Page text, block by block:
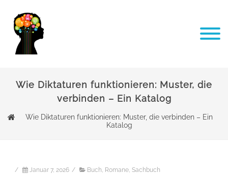
Wie Diktaturen funktionieren: Muster, die
verbinden – Ein Katalog
Wie Diktaturen funktionieren: Muster, die verbinden – Ein
Katalog
/ Januar 7, 2026 / Buch, Romane, Sachbuch